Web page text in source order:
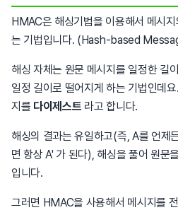
HMAC은 해싱기법을 이용해서 메시
는 기법입니다. (Hash-based
해싱 자체는 원문 메시지를 일정한 길
일정 길이로 떨어지게 하는 기법인데
지를 다이제스트 라고 합니다.
해싱의 결과는 유일하고(즉, A를 언제
면 항상 A' 가 된다), 해싱을 풀어 원문
입니다.
그러면 HMAC을 사용해서 메시지를